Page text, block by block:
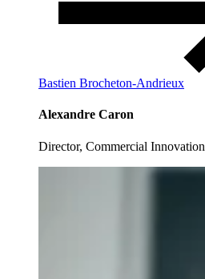
Bastien Brocheton-Andrieux
Alexandre Caron
Director, Commercial Innovation